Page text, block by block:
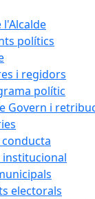
l'Alcalde
polítics
i regidors
polític
Govern i
conducta
institucional
electorals